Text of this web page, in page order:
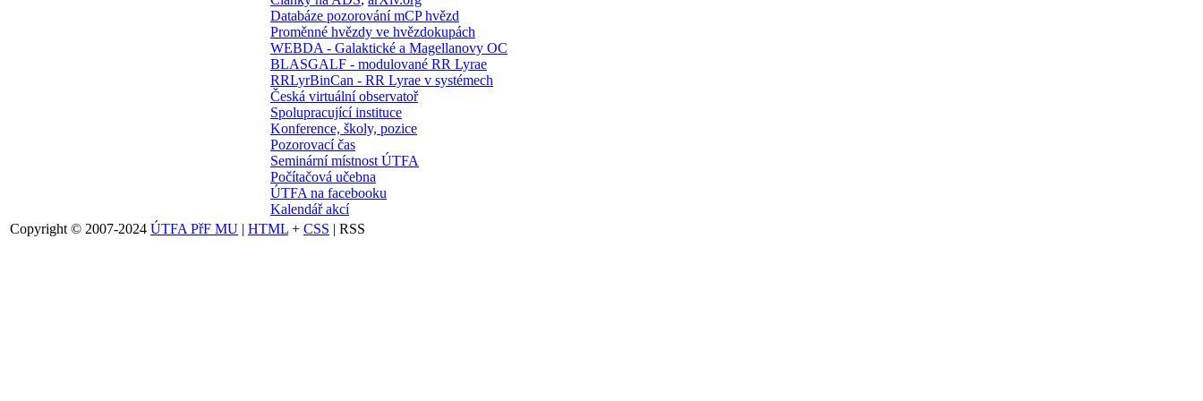
Databáze pozorování mCP hvězd
Proměnné hvězdy ve hvězdokupách
WEBDA - Galaktické a Magellanovy OC
BLASGALF - modulované RR Lyrae
RRLyrBinCan - RR Lyrae v systémech
Česká virtuální observatoř
Spolupracující instituce
Konference, školy, pozice
Pozorovací čas
Seminární místnost ÚTFA
Počítačová učebna
ÚTFA na facebooku
Kalendář akcí
Copyright © 2007-2024 ÚTFA PřF MU | HTML + CSS | RSS